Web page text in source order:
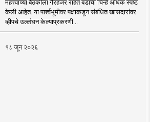
महत्त्वाच्या बैठकीला गैरहजर राहत बंडाची चिन्हे अधिक स्पष्ट
केली आहेत. या पार्श्वभूमीवर पक्षाकडून संबंधित खासदारांवर
व्हीपचे उल्लंघन केल्याप्रकरणी ..
१८ जून २०२६